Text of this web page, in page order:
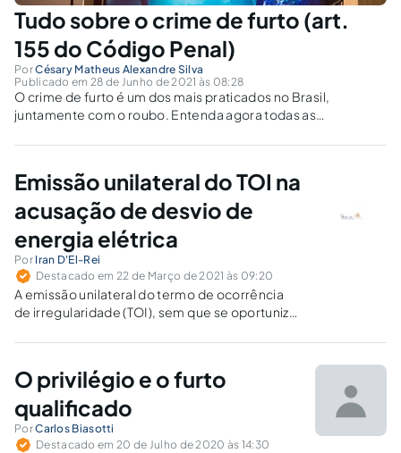
Tudo sobre o crime de furto (art.
155 do Código Penal)
PorCésary Matheus Alexandre Silva
Publicado em 28 de Junho de 2021 às 08:28
O crime de furto é um dos mais praticados no Brasil,
juntamente com o roubo. Entenda agora todas as
Emissão unilateral do TOI na
acusação de desvio de
energia elétrica
Por Iran D'El-Rei
Destacado em 22 de Março de 2021 às 09:20
A emissão unilateral do termo de ocorrência
de irregularidade (TOI), sem que se oportunize
consumidor, fere princípios constitucionais
O privilégio e o furto
qualificado
PorCarlos Biasotti
Destacado em 20 de Julho de 2020 às 14:30